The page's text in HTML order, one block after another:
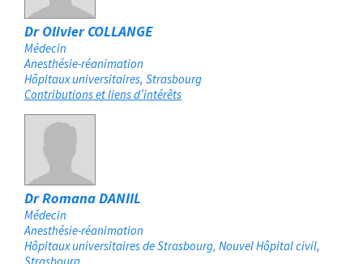
Dr Olivier COLLANGE
Médecin
Anesthésie-réanimation
Hôpitaux universitaires Strasbourg
Contributions et liens d’intérêts
Dr Romana DANIIL
Médecin
Anesthésie-réanimation
Hôpitaux universitaires de Strasbourg, Nouvel Hôpital civil